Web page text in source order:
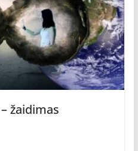
žaidimas